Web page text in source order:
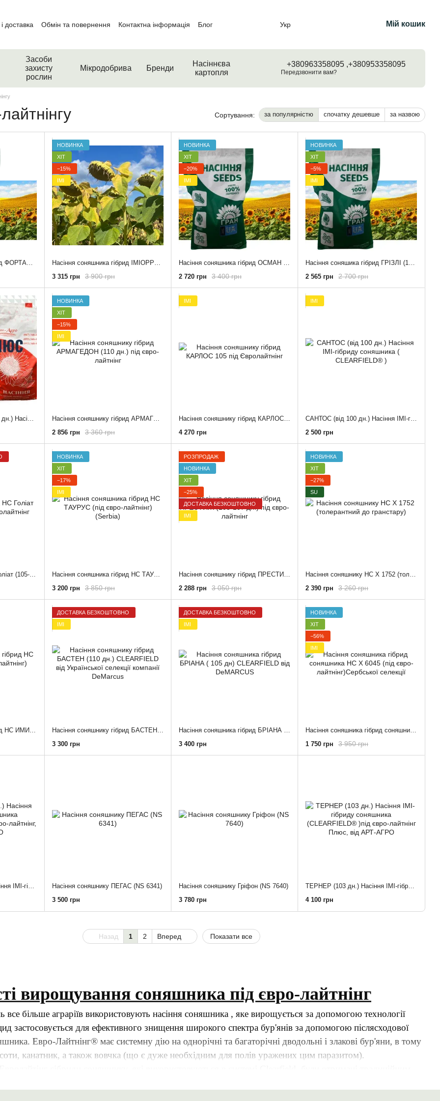
доставка Обмін та повернення Контактна інформація Блог Укр Мій кошик
Засоби
захисту
рослин
Мікродобрива Бренди
Насіннєва
картопля
+380963358095 ,+380953358095
Передзвонити вам?
Сортування: за популярністю спочатку дешевше за назвою
вирощування соняшника під євро-лайтнінг
все більше аграріїв використовують насіння соняшника , яке вирощується за допомогою технології
застосовується для ефективного знищення широкого спектра бур'янів за допомогою післясходової
Евро-Лайтнінг® має системну дію на однорічні та багаторічні дводольні і злакові бур'яни, в тому
канатник, а також вовчка (що є дуже необхідним для полів уражених цим паразитом).
Насіння соняшника гібрид ФОРТАН (107 - 110 дн.) під євролайтнінг
НОВИНКА
ХІТ
−15%
ІМІ
Насіння соняшника гібрид ІМІОРРО (107 111 дн.) під євролайтнінг
3 900 грн
3 315 грн
НОВИНКА
ХІТ
−20%
ІМІ
Насіння соняшника гібрид ОСМАН Pro (100-105 дн.) під євролайтнінг
3 400 грн
2 720 грн
НОВИНКА
ХІТ
−5%
ІМІ
Насіння соняшика гібрид ГРІЗЛІ (100-107 дн.) під євролайтнінг, високоурожайний посухостійкий
2 700 грн
2 565 грн
САНТОС ПЛЮС (100-105 дн.) Насіння ІМІ-гібриду соняшника ( CLEARFIELD® )
НОВИНКА
ХІТ
−15%
ІМІ
Насіння соняшнику гібрид АРМАГЕДОН (110 дн.) під євро-лайтнінг
3 360 грн
2 856 грн
ІМІ
Насіння соняшнику гібрид КАРЛОС 105 під Євролайтнінг
4 270 грн
ІМІ
САНТОС (від 100 дн.) Насіння ІМІ-гібриду соняшника ( CLEARFIELD® )
2 500 грн
Насіння соняшника НС Голіат (105-108 дн) під Євролайтнінг
НОВИНКА
ХІТ
−17%
ІМІ
Насіння соняшника гібрид НС ТАУРУС (під євро-лайтнінг)(Serbia)
3 850 грн
3 200 грн
РОЗПРОДАЖ
НОВИНКА
ХІТ
−25%
ДОСТАВКА БЕЗКОШТОВНО
ІМІ
Насіння соняшнику гібрид ПРЕСТИЖ (105-107 дн.) під євро-лайтнінг
3 050 грн
2 288 грн
НОВИНКА
ХІТ
−27%
SU
Насіння соняшнику НС X 1752 (толерантний до гранстару)
3 260 грн
2 390 грн
Насіння соняшника гібрид НС ИМИСАН (під євро-лайтнінг)(Serbia)
ДОСТАВКА БЕЗКОШТОВНО
ІМІ
Насіння соняшнику гібрид БАСТЕН (110 дн.) CLEARFIELD від Української селекції компанії DeMarcus
3 300 грн
ДОСТАВКА БЕЗКОШТОВНО
ІМІ
Насіння соняшника гібрид БРІАНА ( 105 дн) CLEARFIELD від DeMARCUS
3 400 грн
НОВИНКА
ХІТ
−56%
ІМІ
Насіння соняшника гібрид соняшника НС Х 6045 (під євро-лайтнінг)Сербської селекції
3 950 грн
1 750 грн
КЛАУС (100-105 дн.) Насіння ІМІ-гібриду соняшника (CLEARFIELD® )під євро-лайтнінг, від АРТ-АГРО
Насіння соняшнику ПЕГАС (NS 6341)
3 500 грн
Насіння соняшнику Гріфон (NS 7640)
3 780 грн
ТЕРНЕР (103 дн.) Насіння ІМІ-гібриду соняшника (CLEARFIELD® )під євро-лайтнінг Плюс, від АРТ-АГРО
4 100 грн
Назад 1 2 Вперед Показати все